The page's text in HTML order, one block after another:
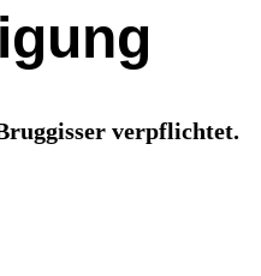
verpflichtet.